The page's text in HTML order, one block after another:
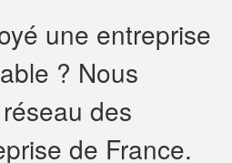
une entreprise
? Nous
des
de France.